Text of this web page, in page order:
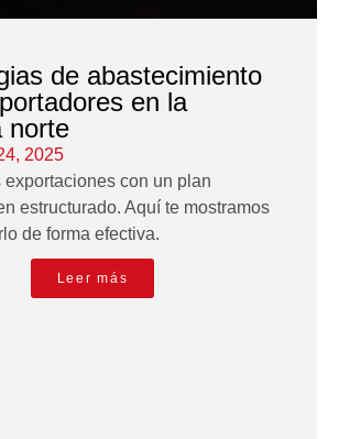
de abastecimiento
en la
norte
2025
exportaciones con un plan
estructurado. Aquí te mostramos
de forma efectiva.
Leer más